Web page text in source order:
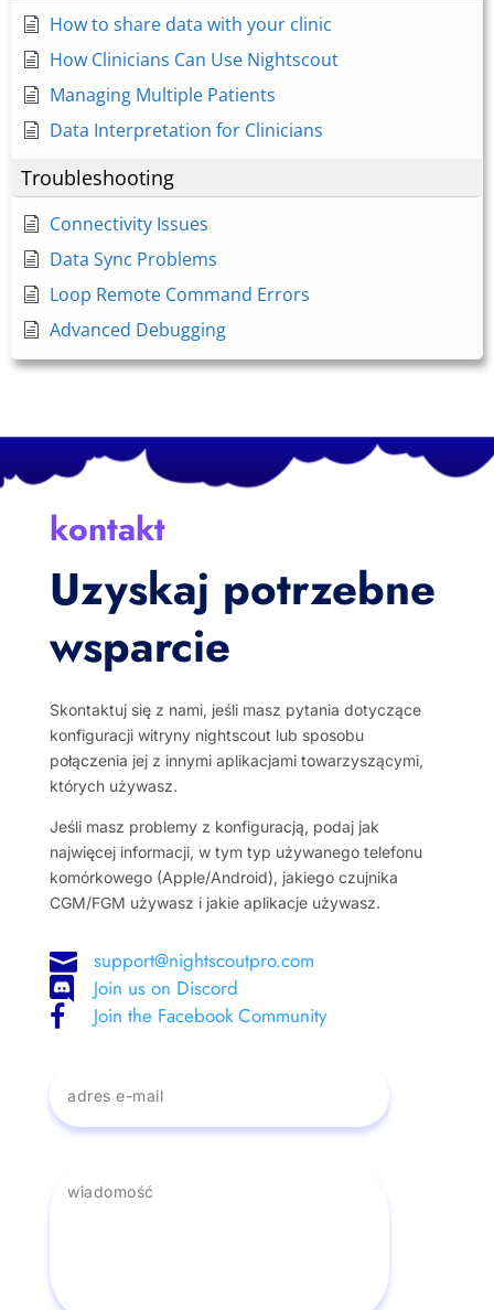
How to share data with your clinic
How Clinicians Can Use Nightscout
Managing Multiple Patients
Data Interpretation for Clinicians
Troubleshooting
Connectivity Issues
Data Sync Problems
Loop Remote Command Errors
Advanced Debugging
kontakt
Uzyskaj potrzebne
wsparcie
Skontaktuj się z nami, jeśli masz pytania dotyczące
konfiguracji witryny nightscout lub sposobu
połączenia jej z innymi aplikacjami towarzyszącymi,
których używasz.
Jeśli masz problemy z konfiguracją, podaj jak
najwięcej informacji, w tym typ używanego telefonu
komórkowego (Apple/Android), jakiego czujnika
CGM/FGM używasz i jakie aplikacje używasz.
 support@nightscoutpro.com
 Join us on Discord
 Join the Facebook Community